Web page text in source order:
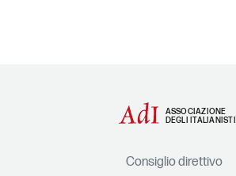
ASSOCIAZIONE
DEGLI ITALIANISTI
Consiglio direttivo